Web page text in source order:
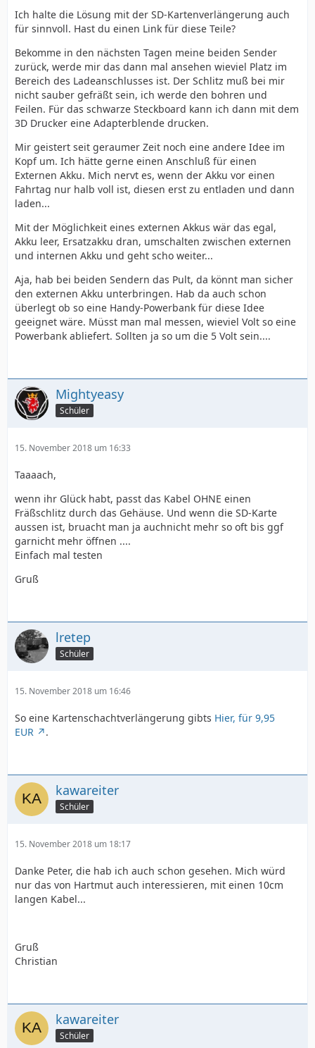
Ich halte die Lösung mit der SD-Kartenverlängerung auch
für sinnvoll. Hast du einen Link für diese Teile?
Bekomme in den nächsten Tagen meine beiden Sender
zurück, werde mir das dann mal ansehen wieviel Platz im
Bereich des Ladeanschlusses ist. Der Schlitz muß bei mir
nicht sauber gefräßt sein, ich werde den bohren und
Feilen. Für das schwarze Steckboard kann ich dann mit dem
3D Drucker eine Adapterblende drucken.
Mir geistert seit geraumer Zeit noch eine andere Idee im
Kopf um. Ich hätte gerne einen Anschluß für einen
Externen Akku. Mich nervt es, wenn der Akku vor einen
Fahrtag nur halb voll ist, diesen erst zu entladen und dann
laden...
Mit der Möglichkeit eines externen Akkus wär das egal,
Akku leer, Ersatzakku dran, umschalten zwischen externen
und internen Akku und geht scho weiter...
Aja, hab bei beiden Sendern das Pult, da könnt man sicher
den externen Akku unterbringen. Hab da auch schon
überlegt ob so eine Handy-Powerbank für diese Idee
geeignet wäre. Müsst man mal messen, wieviel Volt so eine
Powerbank abliefert. Sollten ja so um die 5 Volt sein....
Mightyeasy
Schüler
15. November 2018 um 16:33
Taaaach,
wenn ihr Glück habt, passt das Kabel OHNE einen
Fräßschlitz durch das Gehäuse. Und wenn die SD-Karte
aussen ist, bruacht man ja auchnicht mehr so oft bis ggf
garnicht mehr öffnen ....
Einfach mal testen
Gruß
lretep
Schüler
15. November 2018 um 16:46
So eine Kartenschachtverlängerung gibts Hier, für 9,95
EUR
.
kawareiter
Schüler
15. November 2018 um 18:17
Danke Peter, die hab ich auch schon gesehen. Mich würd
nur das von Hartmut auch interessieren, mit einen 10cm
langen Kabel...
Gruß
Christian
kawareiter
Schüler